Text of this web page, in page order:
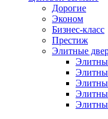
Дорогие
Эконом
Бизнес-класс
Престиж
Элитные